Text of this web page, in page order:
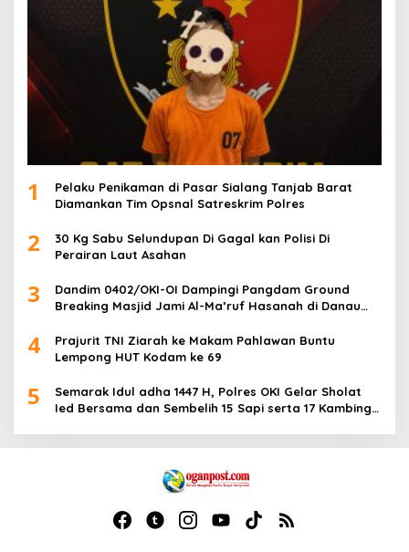
1
Pelaku Penikaman di Pasar Sialang Tanjab Barat
Diamankan Tim Opsnal Satreskrim Polres
2
30 Kg Sabu Selundupan Di Gagal kan Polisi Di
Perairan Laut Asahan
3
Dandim 0402/OKI-OI Dampingi Pangdam Ground
Breaking Masjid Jami Al-Ma’ruf Hasanah di Danau
4
Prajurit TNI Ziarah ke Makam Pahlawan Buntu
Lempong HUT Kodam ke 69
5
Semarak Idul adha 1447 H, Polres OKI Gelar Sholat
Ied Bersama dan Sembelih 15 Sapi serta 17 Kambing